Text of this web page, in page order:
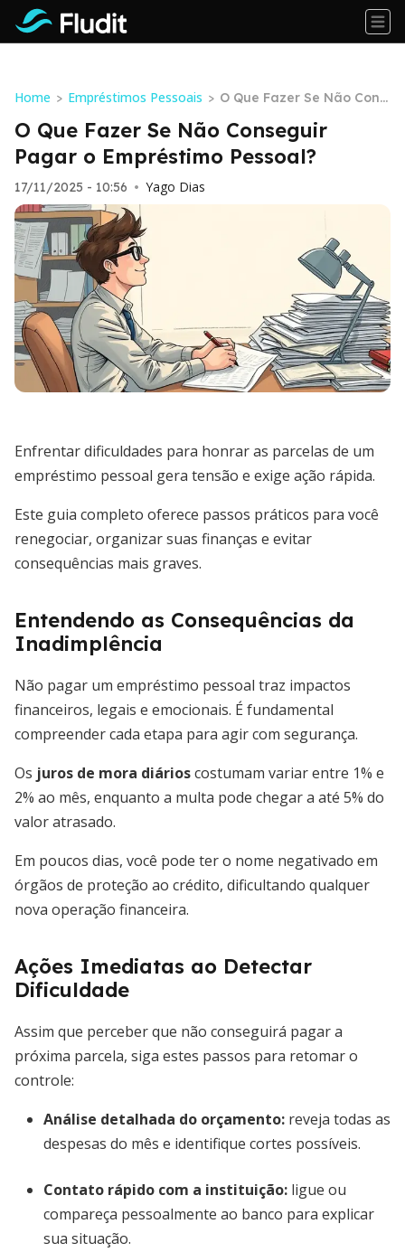
Home > Empréstimos Pessoais > O Que Fazer Se Não Cons
eguir Pagar o Empréstim
o Pessoal?
O Que Fazer Se Não Conseguir
Pagar o Empréstimo Pessoal?
17/11/2025 - 10:56 • Yago Dias
Enfrentar dificuldades para honrar as parcelas de um
empréstimo pessoal gera tensão e exige ação rápida.
Este guia completo oferece passos práticos para você
renegociar, organizar suas finanças e evitar
consequências mais graves.
Entendendo as Consequências da
Inadimplência
Não pagar um empréstimo pessoal traz impactos
financeiros, legais e emocionais. É fundamental
compreender cada etapa para agir com segurança.
Os juros de mora diárioscostumam variar entre 1% e
2% ao mês, enquanto a multa pode chegar a até 5% do
valor atrasado.
Em poucos dias, você pode ter o nome negativado em
órgãos de proteção ao crédito, dificultando qualquer
nova operação financeira.
Ações Imediatas ao Detectar
Dificuldade
Assim que perceber que não conseguirá pagar a
próxima parcela, siga estes passos para retomar o
controle:
Análise detalhada do orçamento: reveja todas as
despesas do mês e identifique cortes possíveis.
Contato rápido com a instituição: ligue ou
compareça pessoalmente ao banco para explicar
sua situação.